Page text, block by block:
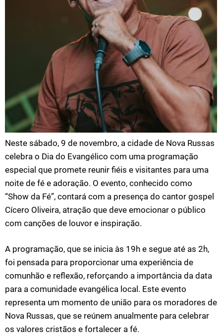
Neste sábado, 9 de novembro, a cidade de Nova Russas
celebra o Dia do Evangélico com uma programação
especial que promete reunir fiéis e visitantes para uma
noite de fé e adoração. O evento, conhecido como
“Show da Fé”, contará com a presença do cantor gospel
Cícero Oliveira, atração que deve emocionar o público
com canções de louvor e inspiração.
A programação, que se inicia às 19h e segue até as 2h,
foi pensada para proporcionar uma experiência de
comunhão e reflexão, reforçando a importância da data
para a comunidade evangélica local. Este evento
representa um momento de união para os moradores de
Nova Russas, que se reúnem anualmente para celebrar
os valores cristãos e fortalecer a fé.